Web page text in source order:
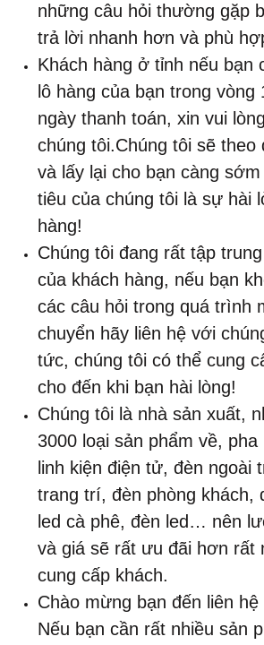
những câu hỏi thường gặp
trả lời nhanh hơn và phù
Khách hàng ở tỉnh nếu bạn
lô hàng của bạn trong
ngày thanh toán, xin vui
chúng tôi.Chúng tôi sẽ theo
và lấy lại cho bạn càng
tiêu của chúng tôi là sự hài
hàng!
Chúng tôi đang rất tập
của khách hàng, nếu bạn
các câu hỏi trong quá trình
chuyển hãy liên hệ với
tức, chúng tôi có thể cung
cho đến khi bạn hài lòng!
Chúng tôi là nhà sản xuất,
3000 loại sản phẩm về, pha
linh kiện điện tử, đèn ngoài
trang trí, đèn phòng khách,
led cà phê, đèn led… nên
và giá sẽ rất ưu đãi hơn rất
cung cấp khách.
Chào mừng bạn đến liên
Nếu bạn cần rất nhiều sản